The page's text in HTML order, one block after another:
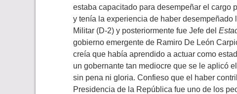
estaba capacitado para desempeñar el cargo
y tenía la experiencia de haber
Militar (D-2) y posteriormente fue Jefe del
gobierno emergente de Ramiro De León
creía que había aprendido a actuar como
un gobernante tan mediocre que se le aplicó
sin pena ni gloria. Confieso que el haber
Presidencia de la República fue uno de los